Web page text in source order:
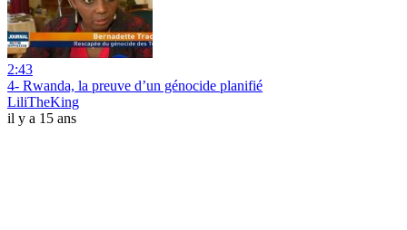
2:43
4- Rwanda, la preuve d’un génocide planifié
LiliTheKing
il y a 15 ans